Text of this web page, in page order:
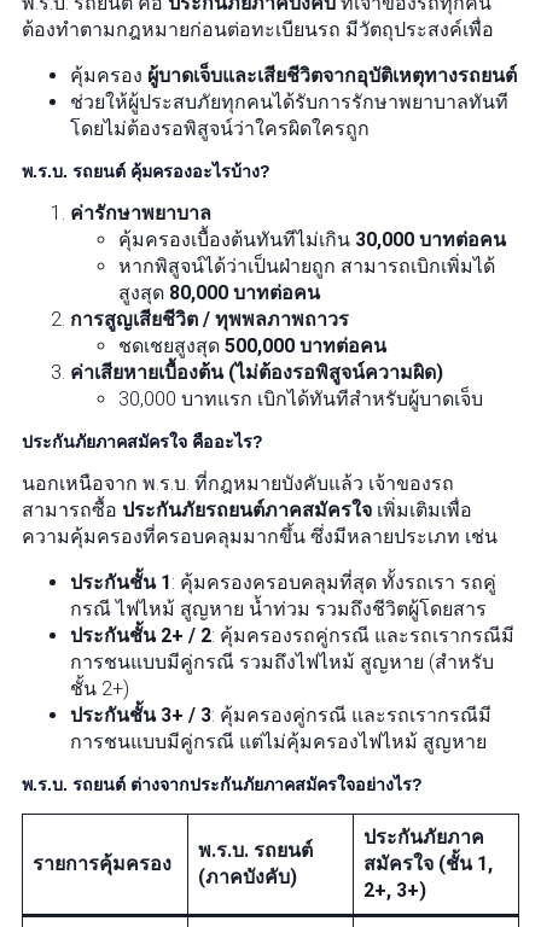
ต้องทำตามกฎหมายก่อนต่อทะเบียนรถ มีวัตถุประสงค์เพื่อ
คุ้มครอง ผู้บาดเจ็บและเสียชีวิตจากอุบัติเหตุทางรถยนต์
ช่วยให้ผู้ประสบภัยทุกคนได้รับการรักษาพยาบาลทันที
โดยไม่ต้องรอพิสูจน์ว่าใครผิดใครถูก
พ.ร.บ. รถยนต์ คุ้มครองอะไรบ้าง?
ค่ารักษาพยาบาล
คุ้มครองเบื้องต้นทันทีไม่เกิน 30,000 บาทต่อคน
หากพิสูจน์ได้ว่าเป็นฝ่ายถูก สามารถเบิกเพิ่มได้
สูงสุด 80,000 บาทต่อคน
การสูญเสียชีวิต / ทุพพลภาพถาวร
ชดเชยสูงสุด 500,000 บาทต่อคน
ค่าเสียหายเบื้องต้น (ไม่ต้องรอพิสูจน์ความผิด)
30,000 บาทแรก เบิกได้ทันทีสำหรับผู้บาดเจ็บ
ประกันภัยภาคสมัครใจ คืออะไร?
นอกเหนือจาก พ.ร.บ. ที่กฎหมายบังคับแล้ว เจ้าของรถ
สามารถซื้อ ประกันภัยรถยนต์ภาคสมัครใจ เพิ่มเติมเพื่อ
ความคุ้มครองที่ครอบคลุมมากขึ้น ซึ่งมีหลายประเภท เช่น
ประกันชั้น 1: คุ้มครองครอบคลุมที่สุด ทั้งรถเรา รถคู่
กรณี ไฟไหม้ สูญหาย น้ำท่วม รวมถึงชีวิตผู้โดยสาร
ประกันชั้น 2+ / 2: คุ้มครองรถคู่กรณี และรถเรากรณีมี
การชนแบบมีคู่กรณี รวมถึงไฟไหม้ สูญหาย (สำหรับ
ชั้น 2+)
ประกันชั้น 3+ / 3: คุ้มครองคู่กรณี และรถเรากรณีมี
การชนแบบมีคู่กรณี แต่ไม่คุ้มครองไฟไหม้ สูญหาย
พ.ร.บ. รถยนต์ ต่างจากประกันภัยภาคสมัครใจอย่างไร?
รายการคุ้มครอง
พ.ร.บ. รถยนต์
(ภาคบังคับ)
ประกันภัยภาค
สมัครใจ (ชั้น 1,
2+, 3+)